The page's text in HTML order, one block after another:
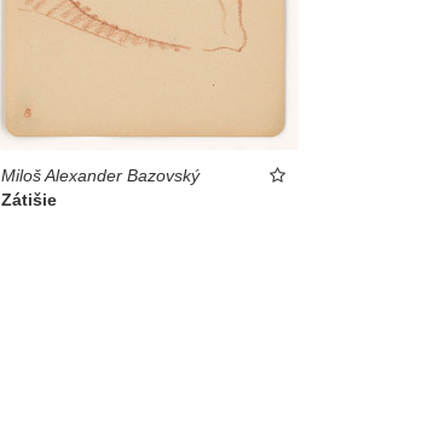
Miloš Alexander Bazovský
Zátišie